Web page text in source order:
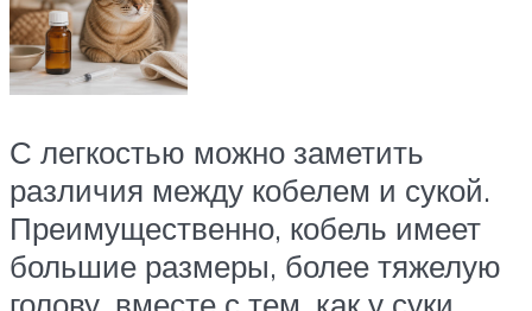
С легкостью можно заметить
различия между кобелем и сукой.
Преимущественно, кобель имеет
большие размеры, более тяжелую
голову, вместе с тем, как у суки